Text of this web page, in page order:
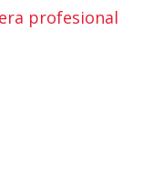
profesional